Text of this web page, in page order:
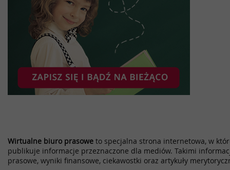
Wirtualne biuro prasowe to specjalna strona internetowa, w
publikuje informacje przeznaczone dla mediów. Takimi
prasowe, wyniki finansowe, ciekawostki oraz artykuły